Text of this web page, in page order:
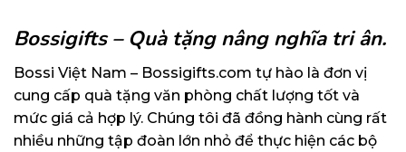
Bossigifts – Quà tặng nâng nghĩa tri ân.
Bossi Việt Nam – Bossigifts.com tự hào là đơn vị
cung cấp quà tặng văn phòng chất lượng tốt và
mức giá cả hợp lý. Chúng tôi đã đồng hành cùng rất
nhiều những tập đoàn lớn nhỏ để thực hiện các bộ